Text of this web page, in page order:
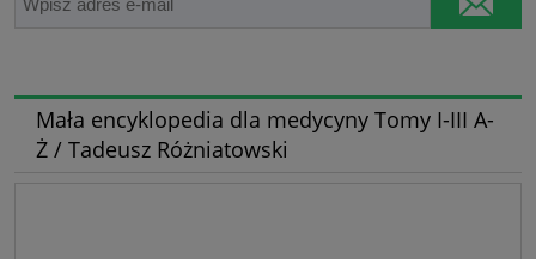
Mała encyklopedia dla medycyny Tomy I-III A-
Ż / Tadeusz Różniatowski